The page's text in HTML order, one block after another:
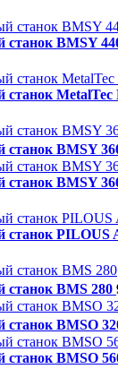
станок BMSY
MetalTec
BMSY
станок BMSY
станок PILOUS
BMS 280
BMSO
станок BMSO